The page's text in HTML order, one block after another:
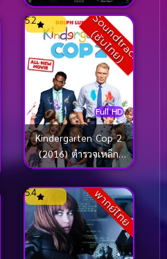
ค่ายลูกเสือ
S
o
u
n
d
t
r
a
c
k
(
ซั
บ
ไ
ท
ย
)
Full HD
5.2
Kindergarten Cop 2
(2016) ตำรวจเหล็ก
ปราบเด็กแสบ 2 [ซับ
ไทย]
พากย์ไทย
5.4